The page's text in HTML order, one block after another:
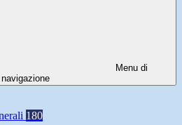
Menu di
navigazione
180